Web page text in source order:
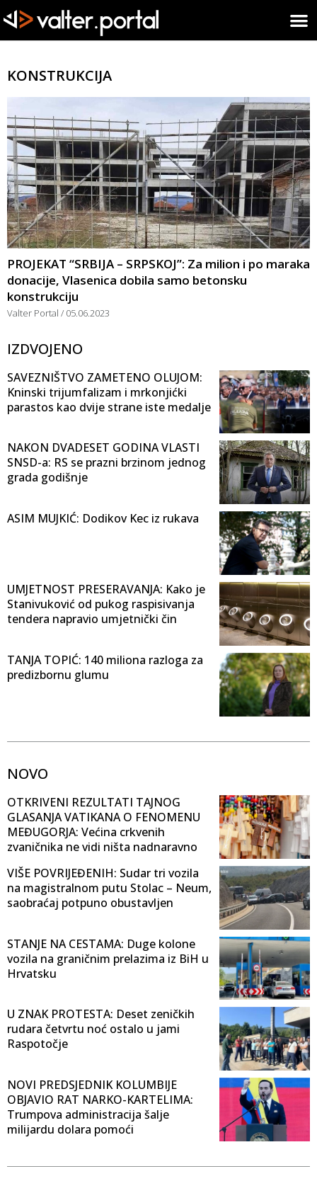
KONSTRUKCIJA
PROJEKAT “SRBIJA – SRPSKOJ”: Za milion i po maraka
donacije, Vlasenica dobila samo betonsku
konstrukciju
Valter Portal 05.06.2023
IZDVOJENO
SAVEZNIŠTVO ZAMETENO OLUJOM:
Kninski trijumfalizam i mrkonjićki
parastos kao dvije strane iste medalje
NAKON DVADESET GODINA VLASTI
SNSD-a: RS se prazni brzinom jednog
grada godišnje
ASIM MUJKIĆ: Dodikov Kec iz rukava
UMJETNOST PRESERAVANJA: Kako je
Stanivuković od pukog raspisivanja
tendera napravio umjetnički čin
TANJA TOPIĆ: 140 miliona razloga za
predizbornu glumu
NOVO
OTKRIVENI REZULTATI TAJNOG
GLASANJA VATIKANA O FENOMENU
MEĐUGORJA: Većina crkvenih
zvaničnika ne vidi ništa nadnaravno
VIŠE POVRIJEĐENIH: Sudar tri vozila
na magistralnom putu Stolac – Neum,
saobraćaj potpuno obustavljen
STANJE NA CESTAMA: Duge kolone
vozila na graničnim prelazima iz BiH u
Hrvatsku
U ZNAK PROTESTA: Deset zeničkih
rudara četvrtu noć ostalo u jami
Raspotočje
NOVI PREDSJEDNIK KOLUMBIJE
OBJAVIO RAT NARKO-KARTELIMA:
Trumpova administracija šalje
milijardu dolara pomoći